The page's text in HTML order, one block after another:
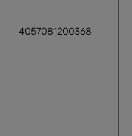
4057081200368